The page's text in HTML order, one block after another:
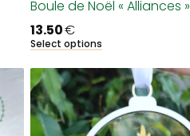
Boule de Noël « Alliances »
13.50€
Select options